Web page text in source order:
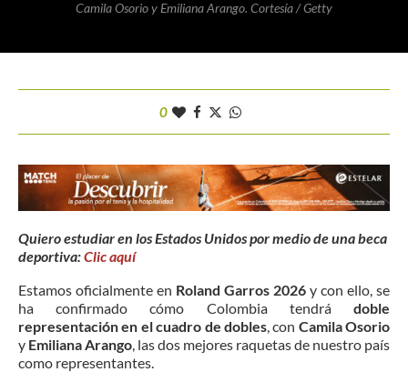
Camila Osorio y Emiliana Arango. Cortesía / Getty
0
Quiero estudiar en los Estados Unidos por medio de una beca
deportiva:Clic aquí
Estamos oficialmente en Roland Garros 2026 y con ello, se
ha confirmado cómo Colombia tendrá doble
representación en el cuadro de dobles, con Camila Osorio
y Emiliana Arango , las dos mejores raquetas de nuestro país
como representantes.